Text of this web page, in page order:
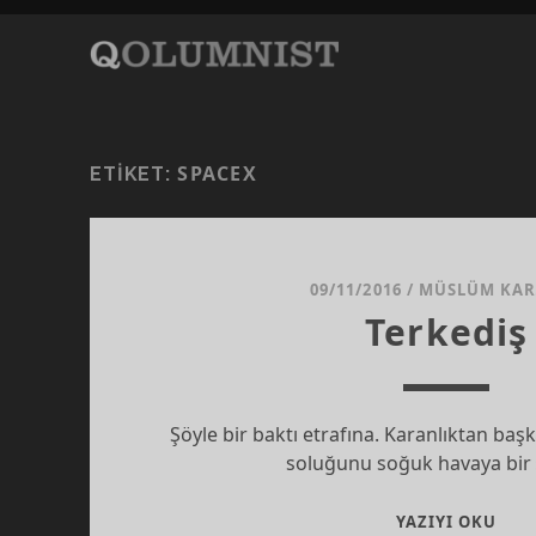
ETIKET:SPACEX
09/11/2016 / MÜSLÜM
Terkediş
Şöyle bir baktı etrafına. Karanlıktan
soluğunu soğuk havaya
YAZIYI OKU